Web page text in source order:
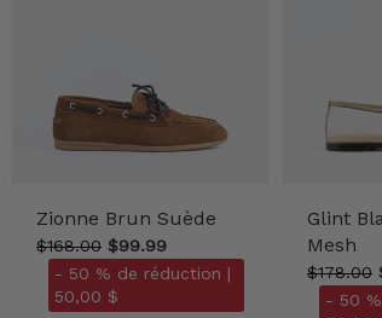
Zionne Brun Suède
$168.00 $99.99
- 50 % de réduction |
50,00 $
Glint
Mesh
$178.00
- 50